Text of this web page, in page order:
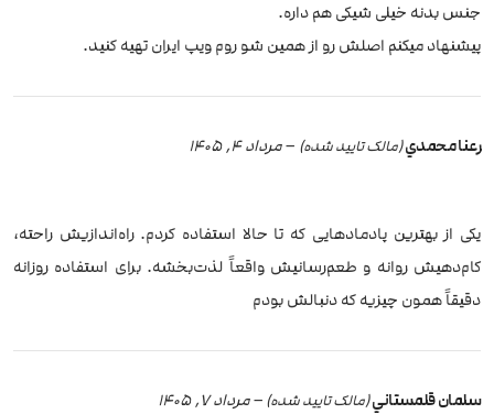
جنس بدنه خیلی شیکی هم داره.
پیشنهاد میکنم اصلش رو از همین شو روم ویپ ایران تهیه کنید.
رعنا محمدي(مالک تایید شده) –مرداد 4, 1405
یکی از بهترین پادمادهایی که تا حالا استفاده کردم. راه‌اندازیش راحته،
کام‌دهیش روانه و طعم‌رسانیش واقعاً لذت‌بخشه. برای استفاده روزانه
دقیقاً همون چیزیه که دنبالش بودم
سلمان قلمستاني(مالک تایید شده) – مرداد 7, 1405